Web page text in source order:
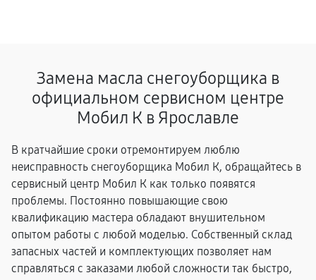
Замена масла снегоуборщика в
официальном сервисном центре
Мобил К в Ярославле
В кратчайшие сроки отремонтируем люблю
неисправность снегоуборщика Мобил К, обращайтесь в
сервисный центр Мобил К как только появятся
проблемы. Постоянно повышающие свою
квалификацию мастера обладают внушительном
опытом работы с любой моделью. Собственный склад
запасных частей и комплектующих позволяет нам
справляться с заказами любой сложности так быстро,